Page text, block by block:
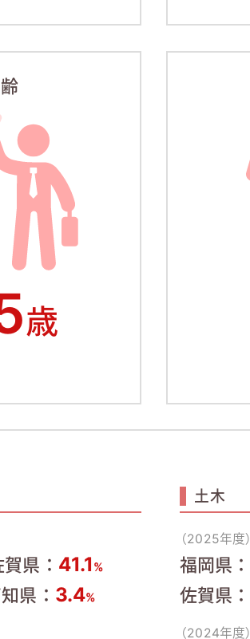
歳
県： 41.1 %
県： 3.4%
土木
（2025年度）
福岡県：
佐賀県：
（2024年度）